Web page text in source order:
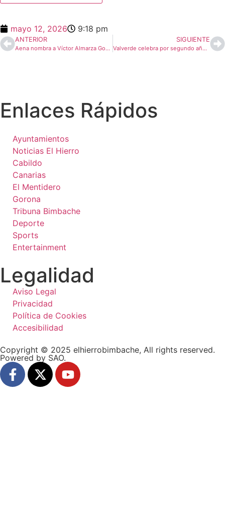
mayo 12, 2026 9:18 pm
ANTERIOR
Aena nombra a Víctor Almarza González, nuevo director del Aeropuerto de El Hierro, puesto que asumirá el 1 de julio.
SIGUIENTE
Valverde celebra por segundo año la Feria de Cooperativas Escolares del proyecto “Enseñar para Emprender”
Enlaces Rápidos
Ayuntamientos
Noticias El Hierro
Cabildo
Canarias
El Mentidero
Gorona
Tribuna Bimbache
Deporte
Sports
Entertainment
Legalidad
Aviso Legal
Privacidad
Política de Cookies
Accesibilidad
Copyright © 2025 elhierrobimbache, All rights reserved.
Powered by SAO.